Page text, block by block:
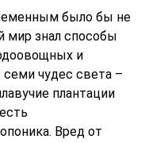
было бы не
мир знал способы
и
чудес света –
плантации
Вред от